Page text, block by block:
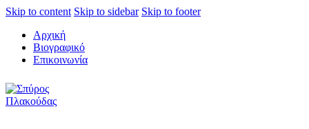
Skip to content Skip to sidebar Skip to footer
Αρχική
Βιογραφικό
Επικοινωνία